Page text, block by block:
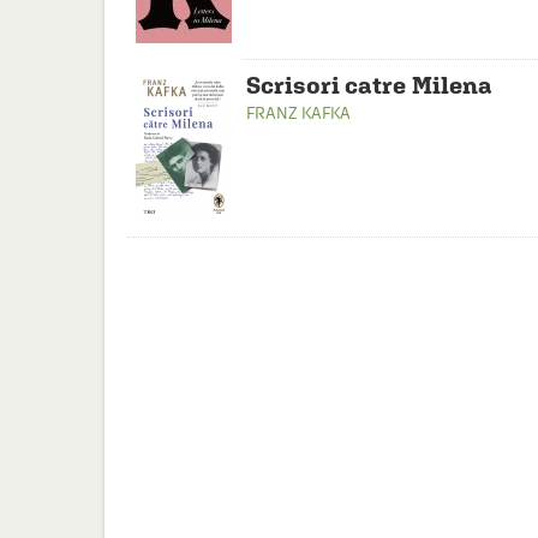
Scrisori catre Milena
FRANZ KAFKA